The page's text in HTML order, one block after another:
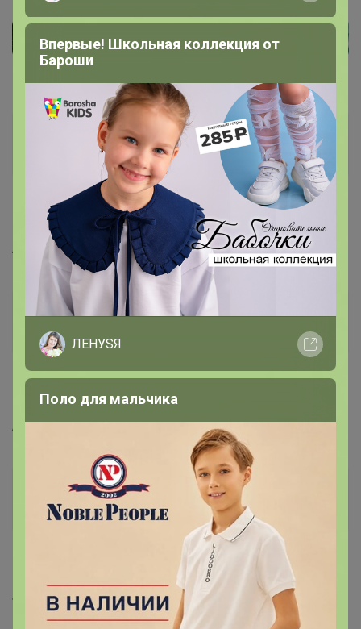
Tasha38
Магистр
10 января, 2023 08:30
Artemida , ждем.
ВРеднаяЯ
10 января, 2023 11:15
Artemida, напишите, пожалуйста, когда починят
Артемида
Бронзовый организатор
Tasha38
ВРеднаяЯ, здравствуйте 🌸
Впервые! Школьная коллекция от
Бароши
ЛЕНУSЯ
Поло для мальчика